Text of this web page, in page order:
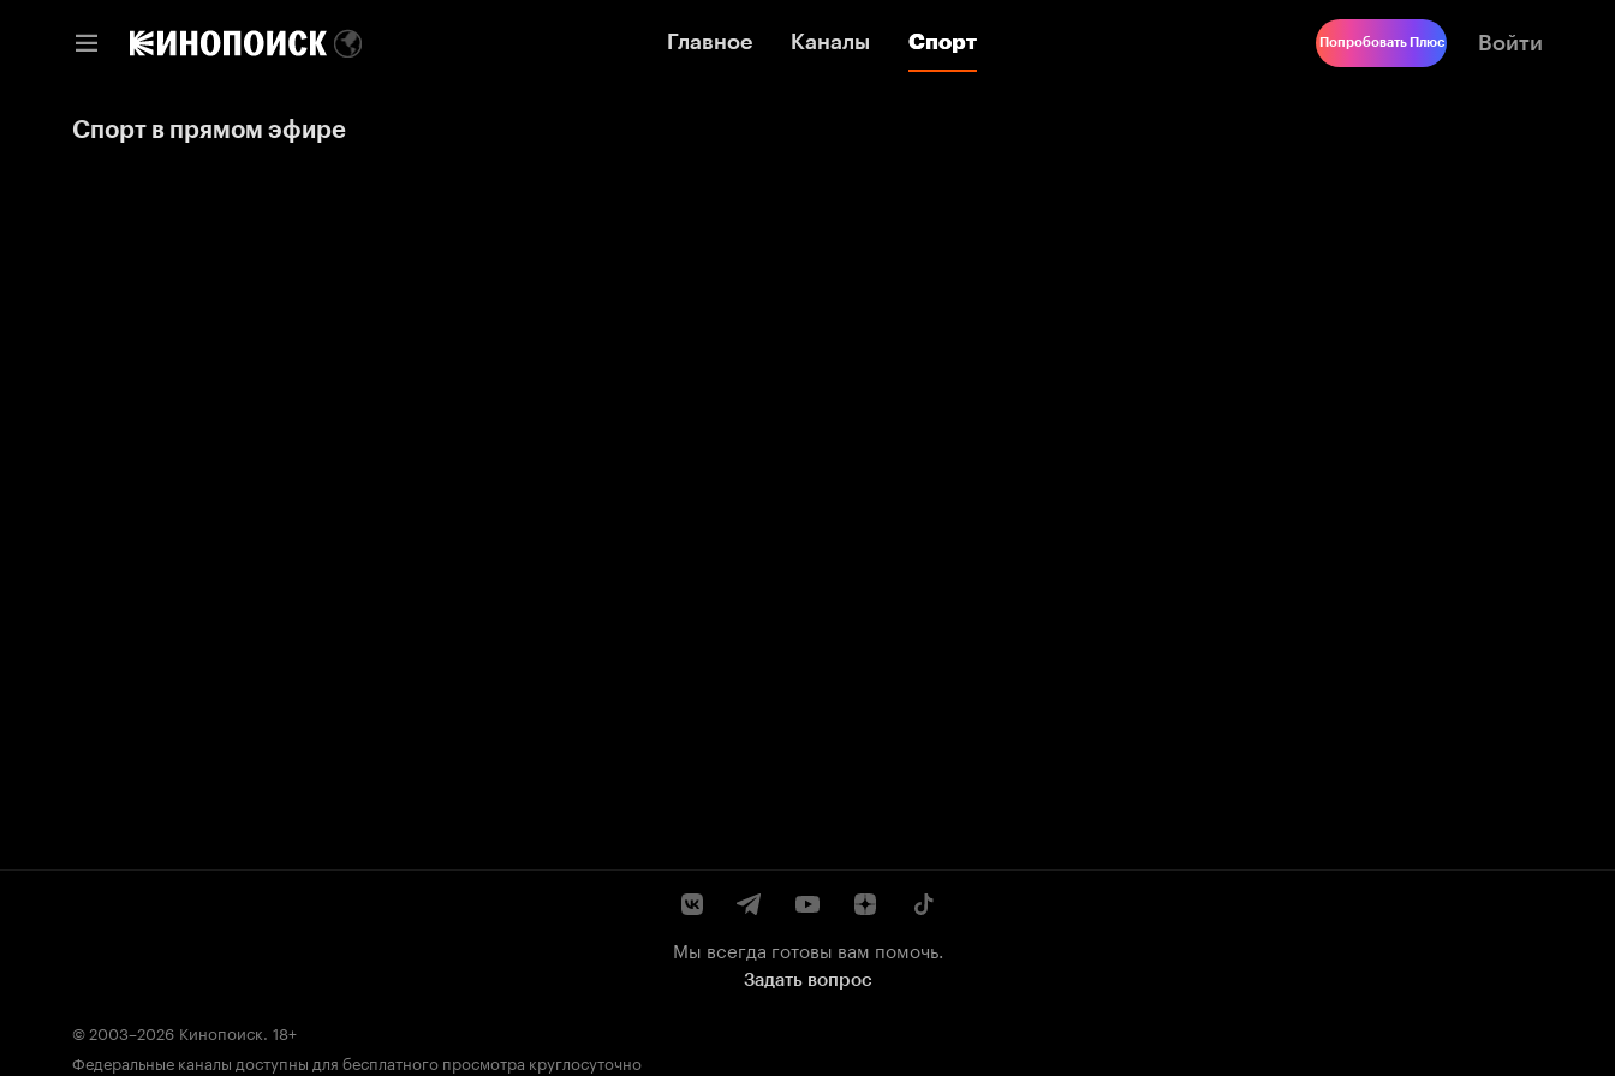
Главное Каналы Спорт
Главное Каналы Спорт Попробовать Плюс Войти
Спорт в прямом эфире
Мы всегда готовы вам помочь.
Задать вопрос
© 2003–2026 Кинопоиск. 18+
Федеральные каналы доступны для бесплатного просмотра круглосуточно